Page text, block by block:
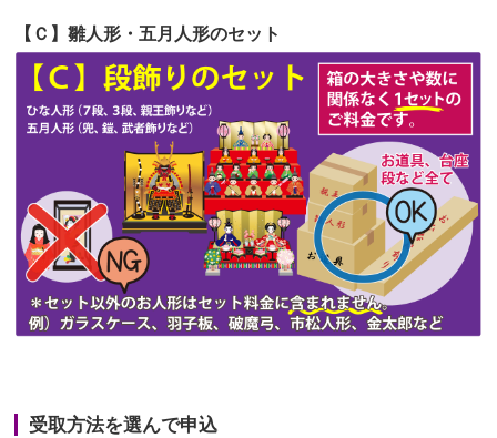
第49回人形供養祭令和4年1月17日(月)
第48回人形供養祭令和3年12月3日(金)
第47回人形供養祭 令和3年10月11日(月)
第46回人形供養祭 令和3年9月13日(月)
第45回人形供養祭令和3年7月12日(月)
第44回人形供養祭令和3年6月3日(木)
第43回人形供養祭令和3年4月23日(金)
【Ｃ】雛人形・五月人形のセット
受取方法を選んで申込